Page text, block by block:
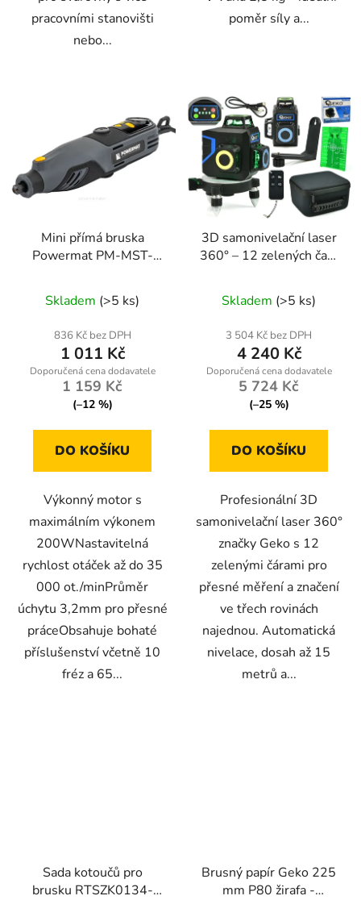
pracovními stanovišti
nebo...
poměr síly a...
Mini přímá bruska
Powermat PM-MST-
Skladem (>5 ks)
836 Kč bez DPH
1 011 Kč
1 159 Kč
(–12 %)
DO KOŠÍKU
Výkonný motor s
maximálním výkonem
200WNastavitelná
rychlost otáček až do 35
000 ot./minPrůměr
úchytu 3,2mm pro přesné
práceObsahuje bohaté
příslušenství včetně 10
fréz a 65...
3D samonivelační laser
360° – 12 zelených čar |
Skladem (>5 ks)
3 504 Kč bez DPH
4 240 Kč
5 724 Kč
(–25 %)
DO KOŠÍKU
Profesionální 3D
samonivelační laser 360°
značky Geko s 12
zelenými čárami pro
přesné měření a značení
ve třech rovinách
najednou. Automatická
nivelace, dosah až 15
metrů a...
Sada kotoučů pro
brusku RTSZK0134-
Brusný papír Geko 225
mm P80 žirafa -